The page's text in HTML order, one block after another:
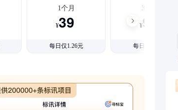
1个月
¥39
每日仅1.26元
3个月
¥99
每日仅1.08元